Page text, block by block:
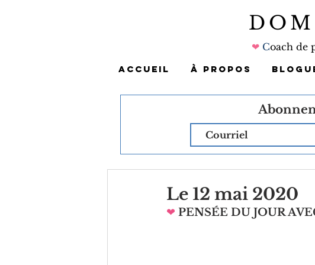
❤Coach de
ACCUEIL À PROPOS
Le 12 mai 2020
❤ PENSÉE DU JOUR